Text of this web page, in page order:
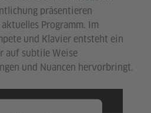
präsentieren
Programm. Im
und Klavier entsteht ein
auf subtile Weise
und Nuancen hervorbringt.